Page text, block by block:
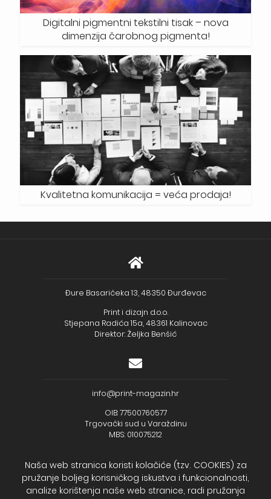
Digitalni pigmentni tekstilni tisak – nova
dimenzija čarobnog pigmenta!
Kvalitetna komunikacija = veća prodaja!
Đure Basaričeka 13, 48350 Đurđevac
Print i dizajn d.o.o.
Stjepana Radića 15a, 48361 Kalinovac
Direktor: Željka Benšić
info@print-magazin.hr
OIB: 77500760577
Trgovački sud u Varaždinu
MBS: 010075212
+385 (48) 733 111
Naša web stranica koristi kolačiće (tzv. COOKIES) za
pružanje boljeg korisničkog iskustva i funkcionalnosti,
analize korištenja naše web stranice, radi pružanja